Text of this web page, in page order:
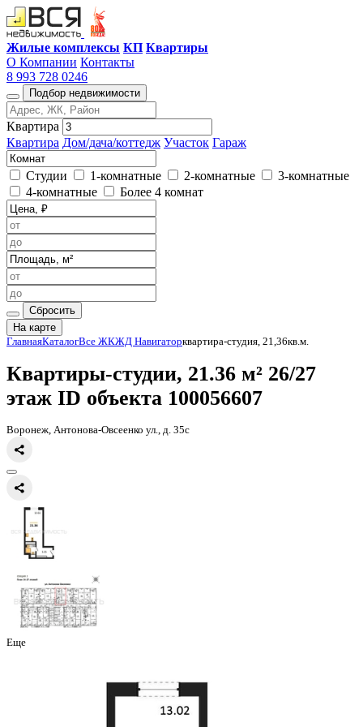
Жилые комплексы КП Квартиры
О Компании Контакты
8 993 728 0246
Подбор недвижимости
Квартира
Квартира Дом/дача/коттедж Участок Гараж
Студии 1-комнатные 2-комнатные
3-комнатные
4-комнатные
Более 4 комнат
Сбросить
На карте
Главная КаталогВсе ЖК ЖД Навигатор
Квартиры-студии, 21.36 м²
этаж
Воронеж, Антонова-Овсеенко ул., д. 35с